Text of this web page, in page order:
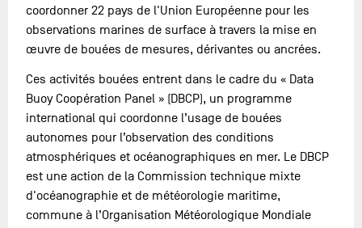
coordonner 22 pays de l'Union Européenne pour les
observations marines de surface à travers la mise en
œuvre de bouées de mesures, dérivantes ou ancrées.
Ces activités bouées entrent dans le cadre du « Data
Buoy Coopération Panel » (DBCP), un programme
international qui coordonne l’usage de bouées
autonomes pour l’observation des conditions
atmosphériques et océanographiques en mer. Le DBCP
est une action de la Commission technique mixte
d'océanographie et de météorologie maritime,
commune à l’Organisation Météorologique Mondiale